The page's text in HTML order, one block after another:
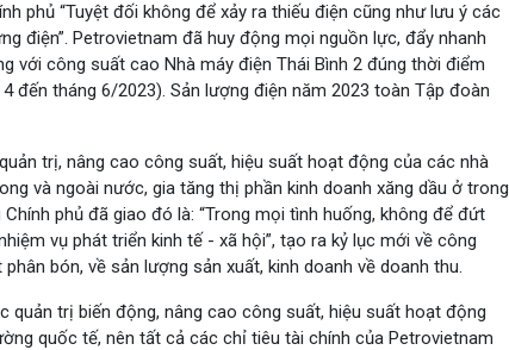
phủ “Tuyệt đối không để xảy ra thiếu điện cũng như lưu ý các
điện”. Petrovietnam đã huy động mọi nguồn lực, đẩy nhanh
với công suất cao Nhà máy điện Thái Bình 2 đúng thời điểm
đến tháng 6/2023). Sản lượng điện năm 2023 toàn Tập đoàn
trị, nâng cao công suất, hiệu suất hoạt động của các nhà
và ngoài nước, gia tăng thị phần kinh doanh xăng dầu ở trong
phủ đã giao đó là: “Trong mọi tình huống, không để đứt
vụ phát triển kinh tế - xã hội”, tạo ra kỷ lục mới về công
bón, về sản lượng sản xuất, kinh doanh về doanh thu.
trị biến động, nâng cao công suất, hiệu suất hoạt động
quốc tế, nên tất cả các chỉ tiêu tài chính của Petrovietnam